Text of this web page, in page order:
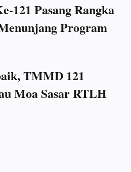
121 Pasang Rangka
Program
TMMD 121
Moa Sasar RTLH